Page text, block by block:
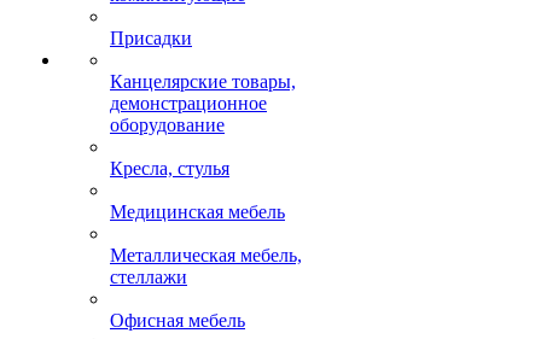
Присадки
Канцелярские товары,
демонстрационное
оборудование
Кресла, стулья
Медицинская мебель
Металлическая мебель,
стеллажи
Офисная мебель